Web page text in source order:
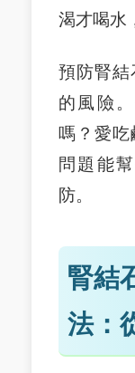
渴才喝水
預防腎結
的風險
嗎？愛吃
問題能
防。
腎結
法：